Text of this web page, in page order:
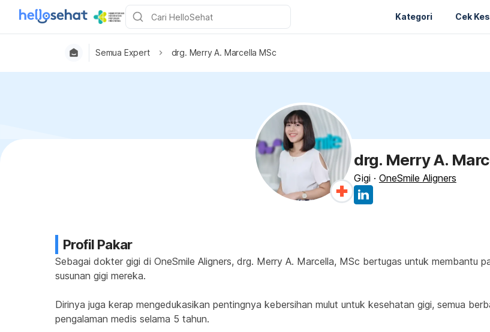
Kategori Cek
Semua Expert drg. Merry A. Marcella MSc
drg. Merry A.
Gigi · OneSmile Aligners
Profil Pakar
Sebagai dokter gigi di OneSmile Aligners, drg. Merry A. Marcella, MSc bertugas untuk membantu
susunan gigi mereka.
Dirinya juga kerap mengedukasikan pentingnya kebersihan mulut untuk kesehatan gigi, semua
pengalaman medis selama 5 tahun.